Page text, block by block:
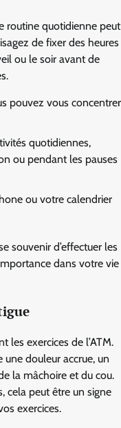
routine quotidienne peut
de fixer des heures
ou le soir avant de
pouvez vous concentrer
quotidiennes,
ou pendant les pauses
ou votre calendrier
souvenir d’effectuer les
dans votre vie
les exercices de l’ATM.
une douleur accrue, un
la mâchoire et du cou.
cela peut être un signe
exercices.